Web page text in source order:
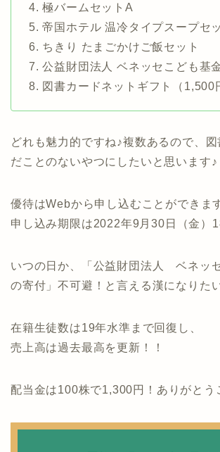
4. 極バームセットA
5. 帝国ホテル 温冷タイプスープセ
6. ちきり たまごかけご飯セット
7. 公益財団法人 ベネッセこども基
8. 図書カードネットギフト（1,500
どれも魅力的ですね♪複数あるので、
だことのないやつにしたいと思います♪
優待はWebから申し込むことができま
申し込み期限は2022年9月30日（金）
いつの日か、「公益財団法人 ベネッ
の寄付」不可避！と言える漢になりた
在籍生徒数は19年水準まで回復し、
売上高は過去最高を更新！！
配当金は100株で1,300円！ありがとう